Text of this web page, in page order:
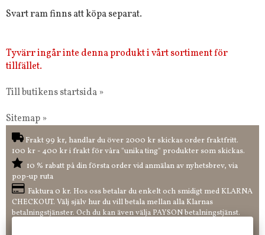
Svart ram finns att köpa separat.
Tyvärr ingår inte denna produkt i vårt sortiment för
tillfället.
Till butikens startsida »
Sitemap »
Frakt 99 kr, handlar du över 2000 kr skickas order fraktfritt.
100 kr - 400 kr i frakt för våra "unika ting" produkter som skickas.
10 % rabatt på din första order vid anmälan av nyhetsbrev, via
pop-up ruta
Faktura 0 kr. Hos oss betalar du enkelt och smidigt med KLARNA
CHECKOUT. Välj själv hur du vill betala mellan alla Klarnas
betalningstjänster. Och du kan även välja PAYSON betalningstjänst.